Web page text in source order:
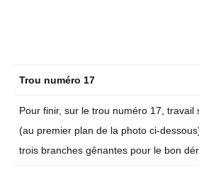
Trou numéro 17
Pour finir, sur le trou numéro 17, travail
(au premier plan de la photo ci-
trois branches gênantes pour le bon